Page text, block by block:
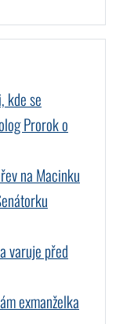
kde se
Prorok o
na Macinku
varuje před
exmanželka